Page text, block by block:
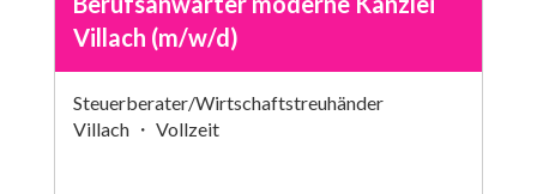
Villach (m/w/d)
Steuerberater/Wirtschaftstreuhänder
Villach ・ Vollzeit